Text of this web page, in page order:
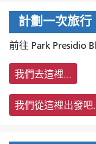
計劃一次旅行
前往 Park Presidio
我們去這裡…
我們從這裡出發